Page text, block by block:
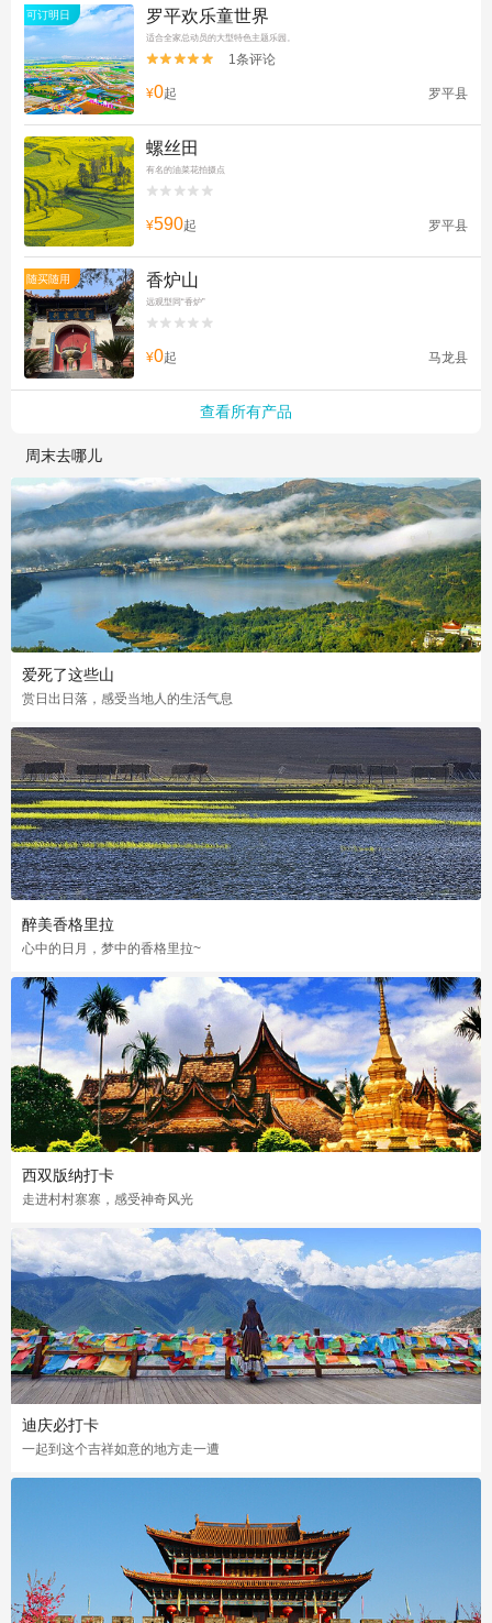
可订明日 罗平欢乐童世界
适合全家总动员的大型特色主题乐园。

 1条评论
¥0起 罗平县
螺丝田
有名的油菜花拍摄点


¥590起 罗平县
随买随用 香炉山
远观型同“香炉”


¥0起 马龙县
查看所有产品
周末去哪儿
爱死了这些山
赏日出日落，感受当地人的生活气息
醉美香格里拉
心中的日月，梦中的香格里拉~
西双版纳打卡
走进村村寨寨，感受神奇风光
迪庆必打卡
一起到这个吉祥如意的地方走一遭